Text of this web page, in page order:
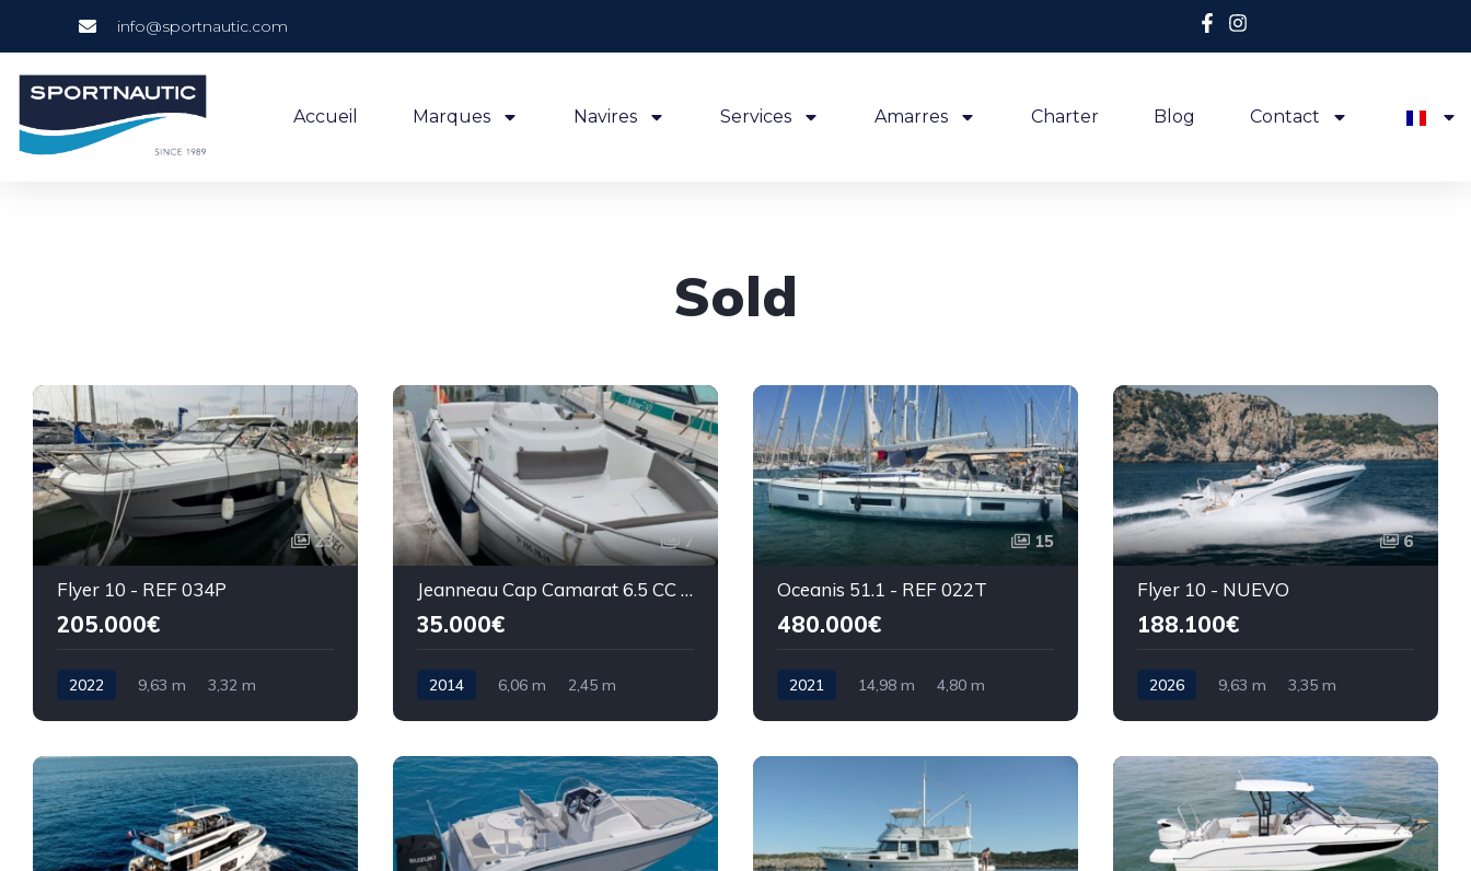
info@sportnautic.com
Accueil Marques Navires Services Amarres Charter Blog Contact
Sold
23
Flyer 10 - REF 034P
205.000€
2022 9,63 m 3,32 m
7
Jeanneau Cap Camarat 6.5 CC - REF 025P
35.000€
2014 6,06 m 2,45 m
15
Oceanis 51.1 - REF 022T
480.000€
2021 14,98 m 4,80 m
6
Flyer 10 - NUEVO
188.100€
2026 9,63 m 3,35 m